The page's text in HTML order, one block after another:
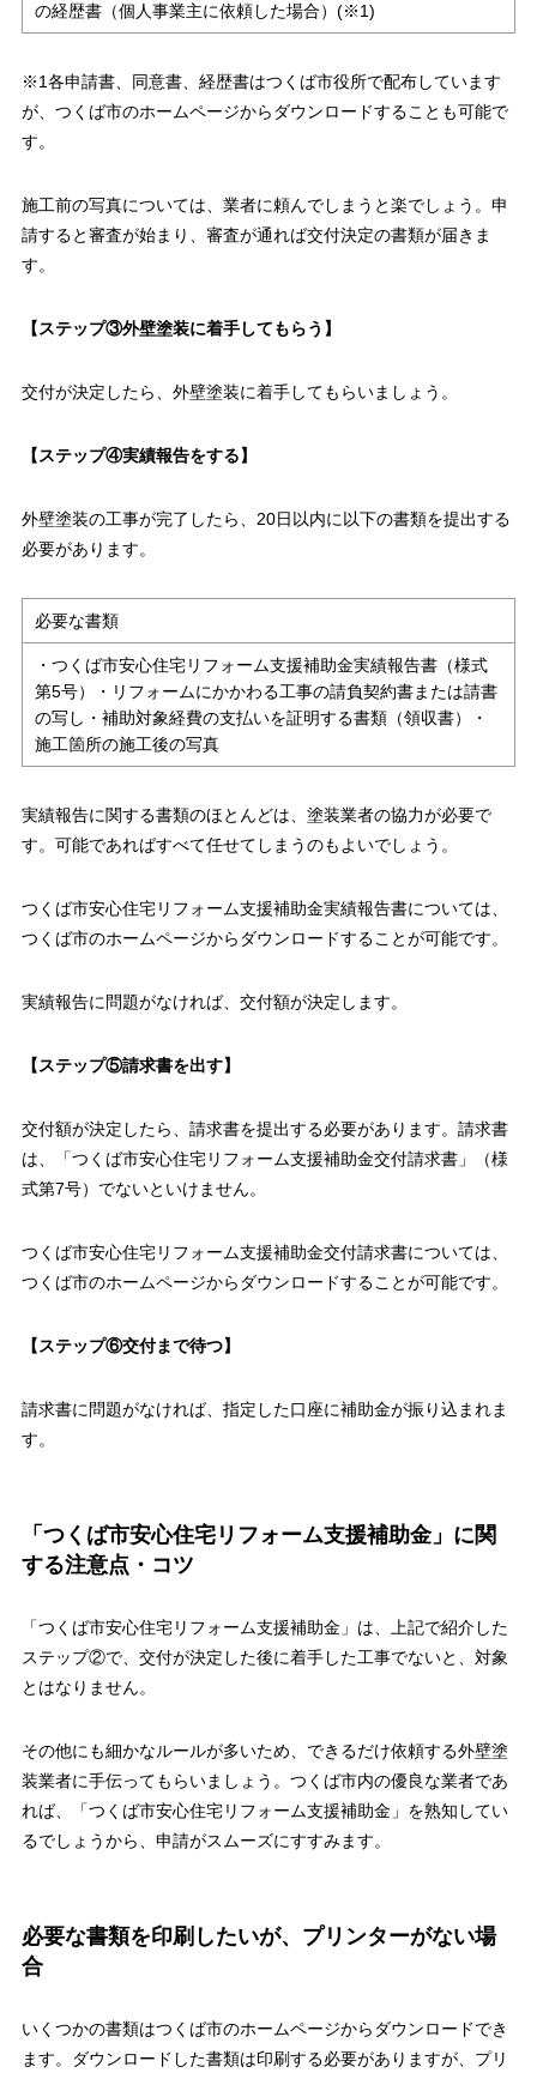
の経歴書（個人事業主に依頼した場合）(※1)
※1各申請書、同意書、経歴書はつくば市役所で配布しています
が、つくば市のホームページからダウンロードすることも可能で
す。
施工前の写真については、業者に頼んでしまうと楽でしょう。申
請すると審査が始まり、審査が通れば交付決定の書類が届きま
す。
【ステップ③外壁塗装に着手してもらう】
交付が決定したら、外壁塗装に着手してもらいましょう。
【ステップ④実績報告をする】
外壁塗装の工事が完了したら、20日以内に以下の書類を提出する
必要があります。
必要な書類
・つくば市安心住宅リフォーム支援補助金実績報告書（様式
第5号）・リフォームにかかわる工事の請負契約書または請書
の写し・補助対象経費の支払いを証明する書類（領収書）・
施工箇所の施工後の写真
実績報告に関する書類のほとんどは、塗装業者の協力が必要で
す。可能であればすべて任せてしまうのもよいでしょう。
つくば市安心住宅リフォーム支援補助金実績報告書については、
つくば市のホームページからダウンロードすることが可能です。
実績報告に問題がなければ、交付額が決定します。
【ステップ⑤請求書を出す】
交付額が決定したら、請求書を提出する必要があります。請求書
は、「つくば市安心住宅リフォーム支援補助金交付請求書」（様
式第7号）でないといけません。
つくば市安心住宅リフォーム支援補助金交付請求書については、
つくば市のホームページからダウンロードすることが可能です。
【ステップ⑥交付まで待つ】
請求書に問題がなければ、指定した口座に補助金が振り込まれま
す。
「つくば市安心住宅リフォーム支援補助金」に関
する注意点・コツ
「つくば市安心住宅リフォーム支援補助金」は、上記で紹介した
ステップ②で、交付が決定した後に着手した工事でないと、対象
とはなりません。
その他にも細かなルールが多いため、できるだけ依頼する外壁塗
装業者に手伝ってもらいましょう。つくば市内の優良な業者であ
れば、「つくば市安心住宅リフォーム支援補助金」を熟知してい
るでしょうから、申請がスムーズにすすみます。
必要な書類を印刷したいが、プリンターがない場
合
いくつかの書類はつくば市のホームページからダウンロードでき
ます。ダウンロードした書類は印刷する必要がありますが、プリ